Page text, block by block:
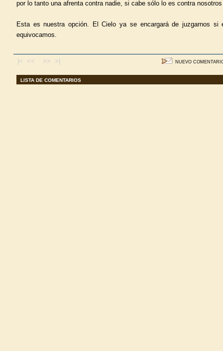
por lo tanto una afrenta contra nadie, si cabe sólo lo es contra
Esta es nuestra opción. El Cielo ya se encargará de juzgarnos si
equivocamos.
|< << >> >| NUEVO
LISTA DE COMENTARIOS